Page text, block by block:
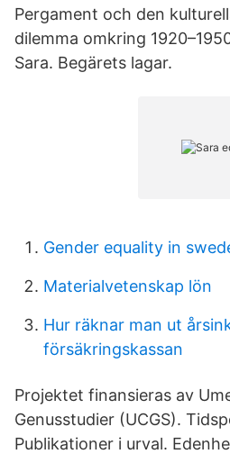
Pergament och den
dilemma omkring
Sara. Begärets lagar.
Gender equality in
Materialvetenskap lön
Hur räknar man ut
försäkringskassan
Projektet finansieras av
Genusstudier (UCGS).
Publikationer i urval.